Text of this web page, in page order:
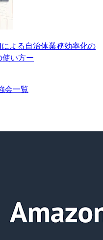
よる自治体業務効率化の
い方ー
会一覧